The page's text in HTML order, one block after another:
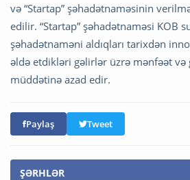
və “Startap” şəhadətnaməsinin
edilir. “Startap” şəhadətnaməsi KOB
şəhadətnaməni aldıqları tarixdən
əldə etdikləri gəlirlər üzrə mənfəət
müddətinə azad edir.
Paylaş Tweet
ŞƏRHLƏR